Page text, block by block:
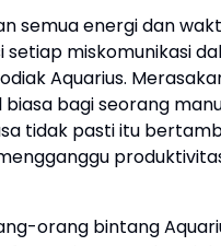
semua energi dan
setiap miskomunikasi
Aquarius.
biasa bagi seorang
tidak pasti itu
orang bintang